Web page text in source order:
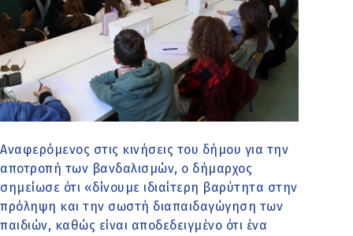
Αναφερόμενος στις κινήσεις του δήμου για την
αποτροπή των βανδαλισμών, ο δήμαρχος
σημείωσε ότι «δίνουμε ιδιαίτερη βαρύτητα στην
πρόληψη και την σωστή διαπαιδαγώγηση των
παιδιών, καθώς είναι αποδεδειγμένο ότι ένα